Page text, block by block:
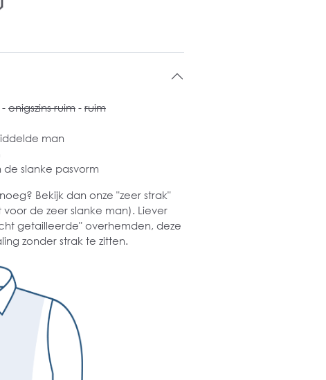
- enigszins ruim - ruim
man
slanke pasvorm
Bekijk dan onze "zeer strak"
de zeer slanke man). Liever
getailleerde" overhemden, deze
zonder strak te zitten.